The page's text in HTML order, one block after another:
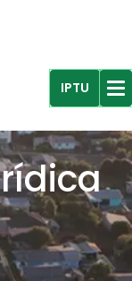
R$61,96IPTU